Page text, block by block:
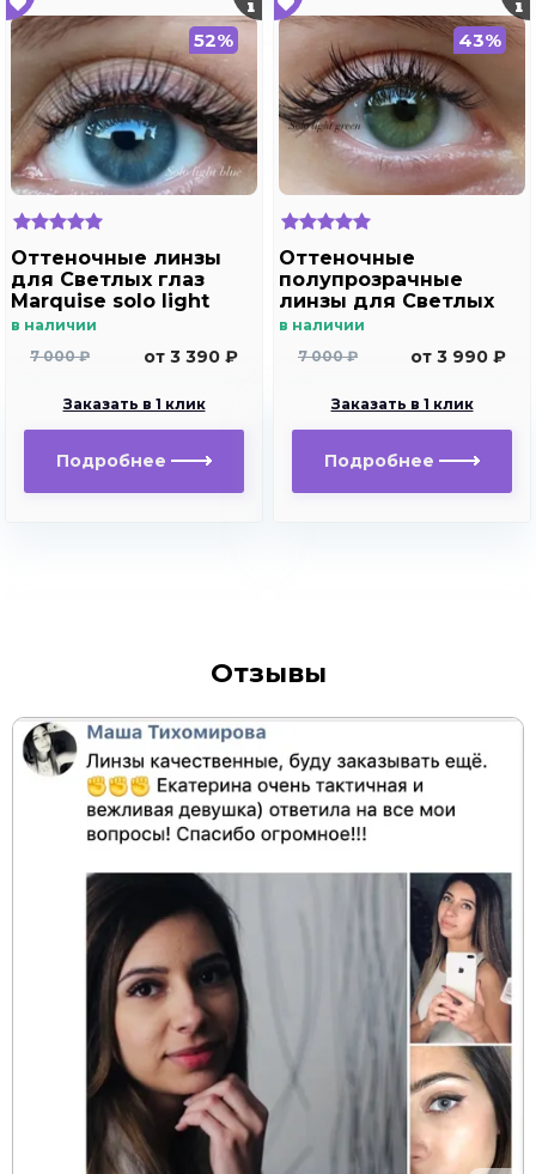
52%
Оттеночные линзы
для Светлых глаз
Marquise solo light
blue для
близорукости
в наличии
7 000 ₽
от 3 390 ₽
Заказать в 1 клик
Подробнее
43%
Оттеночные
полупрозрачные
линзы для Светлых
глаз Marquise solo
дальнозоркости и
в наличии
7 000 ₽
от 3 990 ₽
Заказать в 1 клик
Подробнее
Отзывы